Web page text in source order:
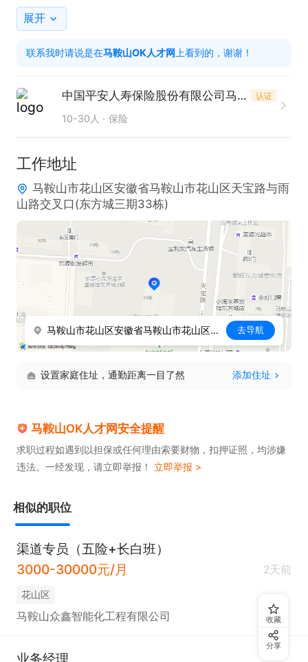
平台。
展开
联系我时请说是在马鞍山OK人才网 上看到的，谢谢！
中国平安人寿保险股份有限公司马鞍山中心支公司 认证
10-30人 保险
工作地址
马鞍山市花山区安徽省马鞍山市花山区天宝路与雨
山路交叉口(东方城三期33栋)
马鞍山市花山区安徽省马鞍山市花山区天宝路与雨山路交叉口(东方城三期33栋) 去导航
设置家庭住址，通勤距离一目了然 添加住址
马鞍山OK人才网安全提醒
求职过程如遇到以担保或任何理由索要财物，扣押证照，均涉嫌
违法。一经发现，请立即举报！ 立即举报 >
相似的职位
渠道专员（五险+长白班）
3000-30000元/月
2天前
花山区
马鞍山众鑫智能化工程有限公司
业务经理
收藏
分享